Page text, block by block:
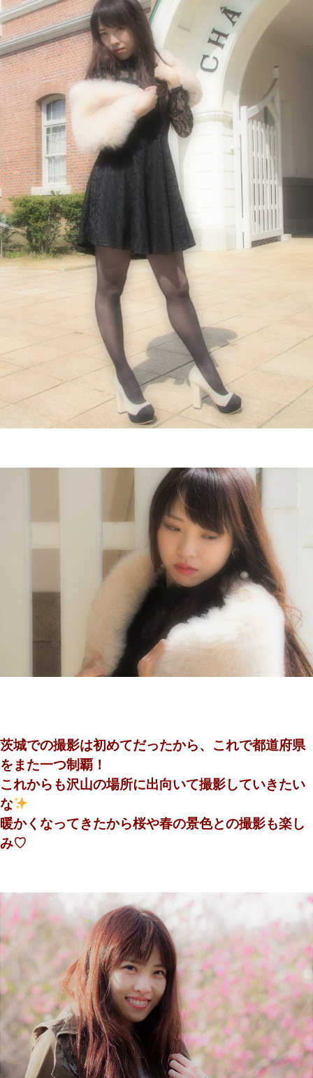
茨城での撮影は初めてだったから、これで都道府県
をまた一つ制覇！
これからも沢山の場所に出向いて撮影していきたい
な
暖かくなってきたから桜や春の景色との撮影も楽し
み♡